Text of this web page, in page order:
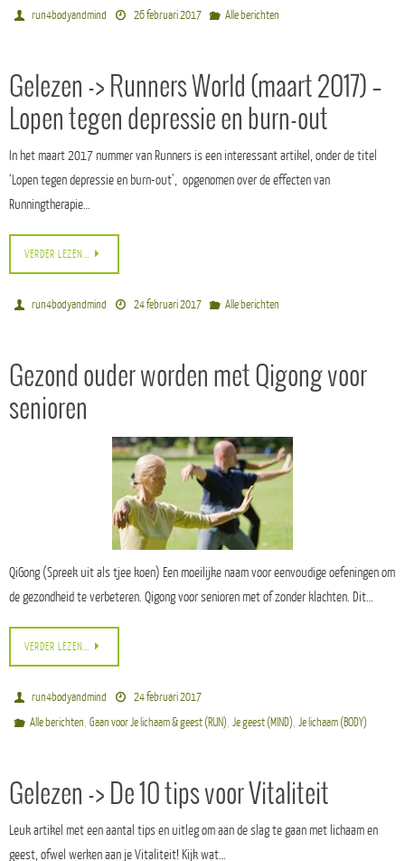
run4bodyandmind 26 februari 2017 Alle berichten
Gelezen -> Runners World (maart 2017) –
Lopen tegen depressie en burn-out
In het maart 2017 nummer van Runners is een interessant artikel, onder de titel
‘Lopen tegen depressie en burn-out’, opgenomen over de effecten van
Runningtherapie…
VERDER LEZEN…
run4bodyandmind 24 februari 2017 Alle berichten
Gezond ouder worden met Qigong voor
senioren
QiGong (Spreek uit als tjee koen) Een moeilijke naam voor eenvoudige oefeningen om
de gezondheid te verbeteren. Qigong voor senioren met of zonder klachten. Dit…
VERDER LEZEN…
run4bodyandmind
24 februari 2017
Alle berichten,Gaan voor Je lichaam & geest (RUN),Je geest (MIND),Je lichaam (BODY)
Gelezen -> De 10 tips voor Vitaliteit
Leuk artikel met een aantal tips en uitleg om aan de slag te gaan met lichaam en
geest, ofwel werken aan je Vitaliteit! Kijk wat…